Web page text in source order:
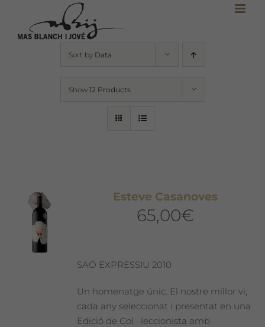
content
Sort by Data
Show 12 Products
Esteve Casanoves
65,00€
SAÓ EXPRESSIU 2010
Un homenatge únic. El nostre millor vi,
cada any seleccionat i presentat en una
Edició de Col · leccionista amb